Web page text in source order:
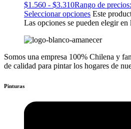
$1.560 - $3.310Rango de
Seleccionar opciones Este
Las opciones se pueden elegir
Somos una empresa 100% Chilena y
de calidad para pintar los hogares de
Pinturas